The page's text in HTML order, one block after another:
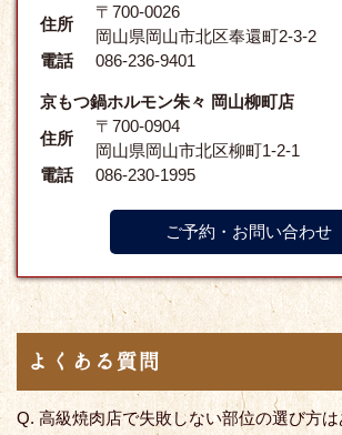
住所
〒700-0026
岡山県岡山市北区奉還町2-3-2
電話
086-236-9401
京もつ鍋ホルモン朱々 岡山柳町店
住所
〒700-0904
岡山県岡山市北区柳町1-2-1
電話
086-230-1995
ご予約・お問い合わせ
よくある質問
Q. 高級焼肉店で失敗しない部位の選び方は